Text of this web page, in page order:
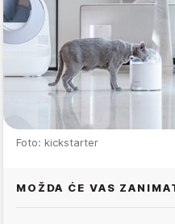
Foto: kickstarter
MOŽDA ĆE VAS